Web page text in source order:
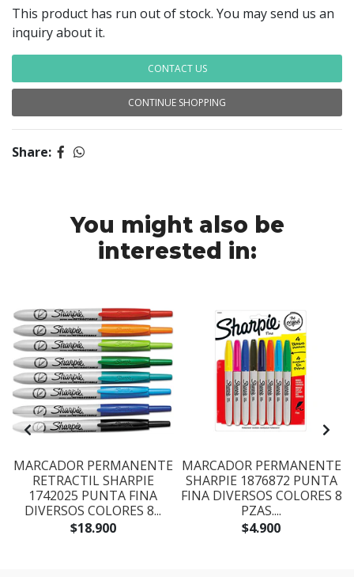
This product has run out of stock. You may send us an
inquiry about it.
CONTACT US
CONTINUE SHOPPING
Share:
You might also be
interested in:
MARCADOR PERMANENTE
RETRACTIL SHARPIE
1742025 PUNTA FINA
DIVERSOS COLORES 8...
$18.900
MARCADOR PERMANENTE
SHARPIE 1876872 PUNTA
FINA DIVERSOS COLORES 8
PZAS....
$4.900